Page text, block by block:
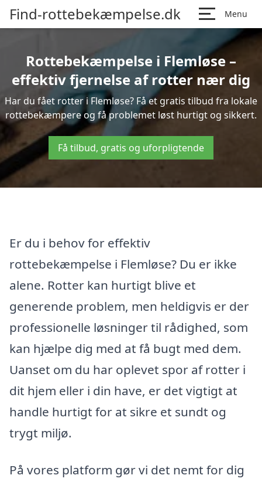
Find-rottebekæmpelse.dk Menu
Rottebekæmpelse i Flemløse –
effektiv fjernelse af rotter nær dig
Har du fået rotter i Flemløse? Få et gratis tilbud fra lokale
rottebekæmpere og få problemet løst hurtigt og sikkert.
Få tilbud, gratis og uforpligtende
Er du i behov for effektiv
rottebekæmpelse i Flemløse? Du er ikke
alene. Rotter kan hurtigt blive et
generende problem, men heldigvis er der
professionelle løsninger til rådighed, som
kan hjælpe dig med at få bugt med dem.
Uanset om du har oplevet spor af rotter i
dit hjem eller i din have, er det vigtigt at
handle hurtigt for at sikre et sundt og
trygt miljø.
På vores platform gør vi det nemt for dig